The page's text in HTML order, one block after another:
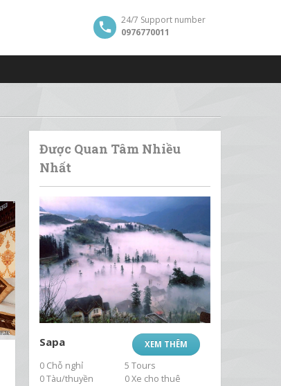
24/7 Support number
0976770011
Được Quan Tâm Nhiều
Nhất
XEM THÊM
Sapa
0 Chỗ nghỉ
5 Tours
0 Tàu/thuyền
0 Xe cho thuê